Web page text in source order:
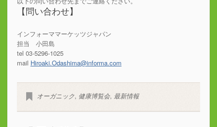
【問い合わせ】
インフォーママーケッツジャパン
担当 小田島
tel 03-5296-1025
mail Hiroaki.Odashima@informa.com
オーガニック, 健康博覧会, 最新情報